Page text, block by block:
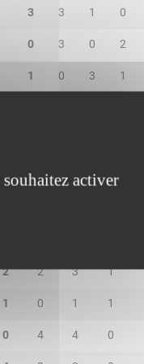
3 3 1 0
0 3 0 2
1 0 3 1
2 2 3 1
1 0 1 1
0 4 4 0
activer